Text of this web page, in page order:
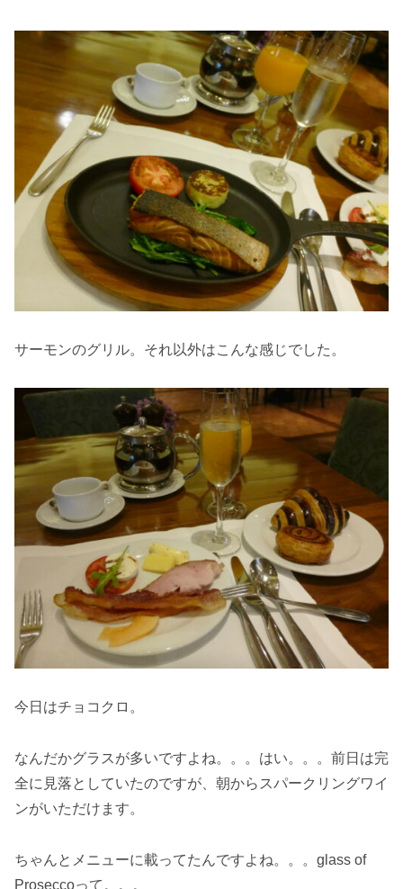
サーモンのグリル。それ以外はこんな感じでした。
今日はチョコクロ。
なんだかグラスが多いですよね。。。はい。。。前日は完
全に見落としていたのですが、朝からスパークリングワイ
ンがいただけます。
ちゃんとメニューに載ってたんですよね。。。glass of
Proseccoって。。。